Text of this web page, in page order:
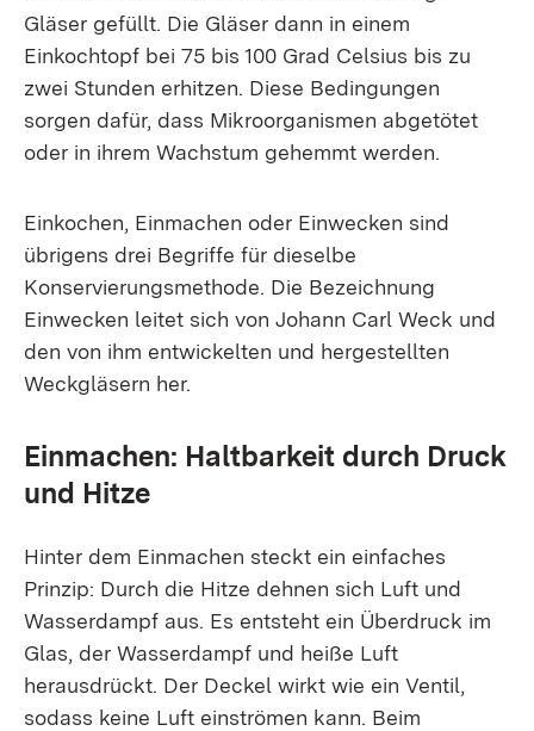
Gläser gefüllt. Die Gläser dann in einem
Einkochtopf bei 75 bis 100 Grad Celsius bis zu
zwei Stunden erhitzen. Diese Bedingungen
sorgen dafür, dass Mikroorganismen abgetötet
oder in ihrem Wachstum gehemmt werden.
Einkochen, Einmachen oder Einwecken sind
übrigens drei Begriffe für dieselbe
Konservierungsmethode. Die Bezeichnung
Einwecken leitet sich von Johann Carl Weck und
den von ihm entwickelten und hergestellten
Weckgläsern her.
Einmachen: Haltbarkeit durch Druck
und Hitze
Hinter dem Einmachen steckt ein einfaches
Prinzip: Durch die Hitze dehnen sich Luft und
Wasserdampf aus. Es entsteht ein Überdruck im
Glas, der Wasserdampf und heiße Luft
herausdrückt. Der Deckel wirkt wie ein Ventil,
sodass keine Luft einströmen kann. Beim